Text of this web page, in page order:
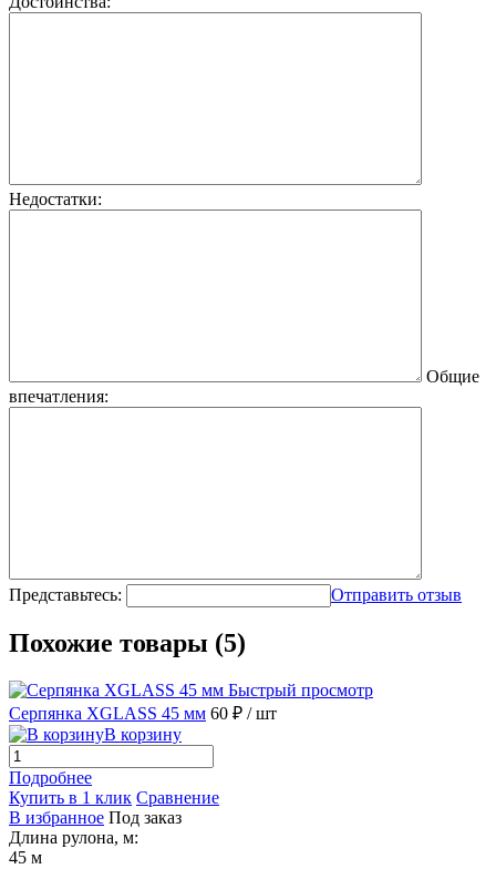
Недостатки:
Общие
впечатления:
Представьтесь: Отправить отзыв
Похожие товары (5)
Быстрый просмотр
Серпянка XGLASS 45 мм 60 ₽ / шт
В корзину
Подробнее
Купить в 1 клик Сравнение
В избранное Под заказ
Длина рулона, м:
45 м